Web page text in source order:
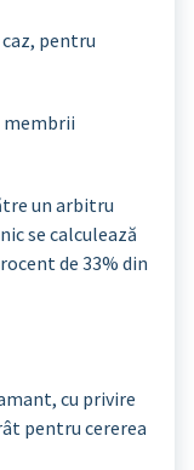
pentru
membrii
un arbitru
se calculează
de 33% din
cu privire
pentru cererea